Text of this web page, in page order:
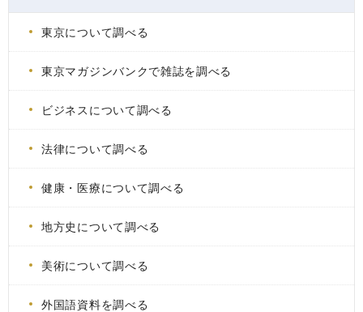
東京について調べる
東京マガジンバンクで雑誌を調べる
ビジネスについて調べる
法律について調べる
健康・医療について調べる
地方史について調べる
美術について調べる
外国語資料を調べる